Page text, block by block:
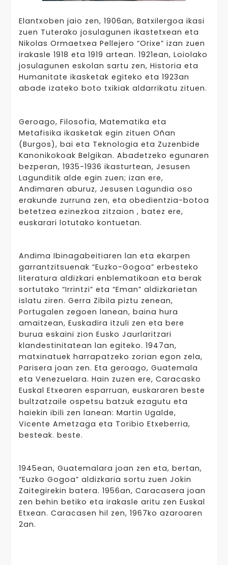
Elantxoben jaio zen, 1906an, Batxilergoa ikasi
zuen Tuterako josulagunen ikastetxean eta
Nikolas Ormaetxea Pellejero “Orixe” izan zuen
irakasle 1918 eta 1919 artean. 1921ean, Loiolako
josulagunen eskolan sartu zen, Historia eta
Humanitate ikasketak egiteko eta 1923an
abade izateko boto txikiak aldarrikatu zituen.
Geroago, Filosofia, Matematika eta
Metafisika ikasketak egin zituen Oñan
(Burgos), bai eta Teknologia eta Zuzenbide
Kanonikokoak Belgikan. Abadetzeko egunaren
bezperan, 1935-1936 ikasturtean, Jesusen
Lagunditik alde egin zuen; izan ere,
Andimaren aburuz, Jesusen Lagundia oso
erakunde zurruna zen, eta obedientzia-botoa
betetzea ezinezkoa zitzaion , batez ere,
euskarari lotutako kontuetan.
Andima Ibinagabeitiaren lan eta ekarpen
garrantzitsuenak “Euzko-Gogoa” erbesteko
literatura aldizkari enblematikoan eta berak
sortutako “Irrintzi” eta “Eman” aldizkarietan
islatu ziren. Gerra Zibila piztu zenean,
Portugalen zegoen lanean, baina hura
amaitzean, Euskadira itzuli zen eta bere
burua eskaini zion Eusko Jaurlaritzari
klandestinitatean lan egiteko. 1947an,
matxinatuek harrapatzeko zorian egon zela,
Parisera joan zen. Eta geroago, Guatemala
eta Venezuelara. Hain zuzen ere, Caracasko
Euskal Etxearen esparruan, euskararen beste
bultzatzaile ospetsu batzuk ezagutu eta
haiekin ibili zen lanean: Martin Ugalde,
Vicente Ametzaga eta Toribio Etxeberria,
besteak. beste.
1945ean, Guatemalara joan zen eta, bertan,
“Euzko Gogoa” aldizkaria sortu zuen Jokin
Zaitegirekin batera. 1956an, Caracasera joan
zen behin betiko eta irakasle aritu zen Euskal
Etxean. Caracasen hil zen, 1967ko azaroaren
2an.